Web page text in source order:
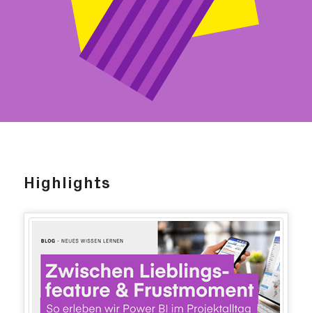
Highlights